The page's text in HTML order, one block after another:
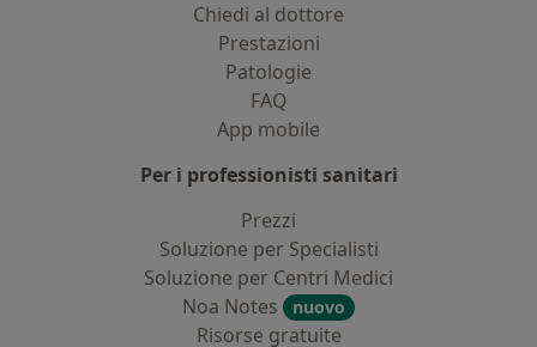
Chiedi al dottore
Prestazioni
Patologie
FAQ
App mobile
Per i professionisti sanitari
Prezzi
Soluzione per Specialisti
Soluzione per Centri Medici
Noa Notes
nuovo
Risorse gratuite